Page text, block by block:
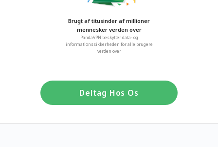
Brugt af titusinder af millioner
mennesker verden over
PandaVPN beskytter data- og
informationssikkerheden for alle brugere
verden over
Deltag Hos Os